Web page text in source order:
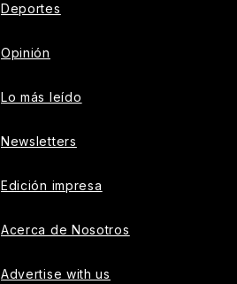
Deportes
Opinión
Lo más leído
Newsletters
Edición impresa
Acerca de Nosotros
Advertise with us